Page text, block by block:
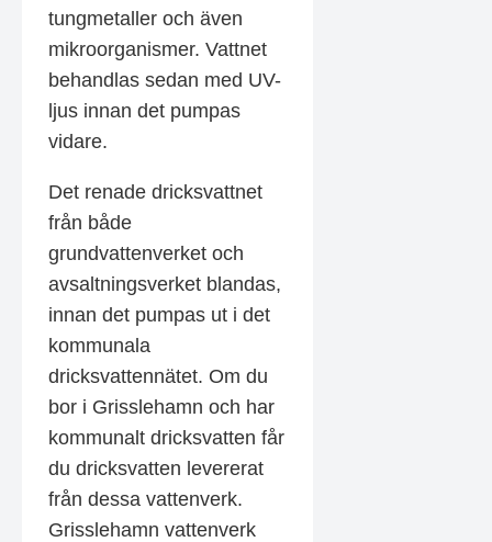
tungmetaller och även
mikroorganismer. Vattnet
behandlas sedan med UV-
ljus innan det pumpas
vidare.
Det renade dricksvattnet
från både
grundvattenverket och
avsaltningsverket blandas,
innan det pumpas ut i det
kommunala
dricksvattennätet. Om du
bor i Grisslehamn och har
kommunalt dricksvatten får
du dricksvatten levererat
från dessa vattenverk.
Grisslehamn vattenverk